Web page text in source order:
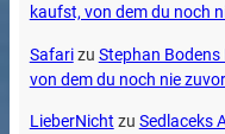
kaufst, von dem du noch
Safarizu Stephan
von dem du noch nie
LieberNicht zu Sedlaceks